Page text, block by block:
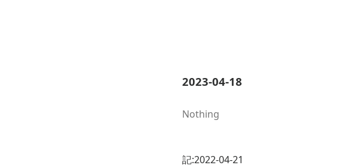
2023-04-18
Nothing
記:2022-04-21